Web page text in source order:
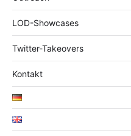
LOD-Showcases
Twitter-Takeovers
Kontakt